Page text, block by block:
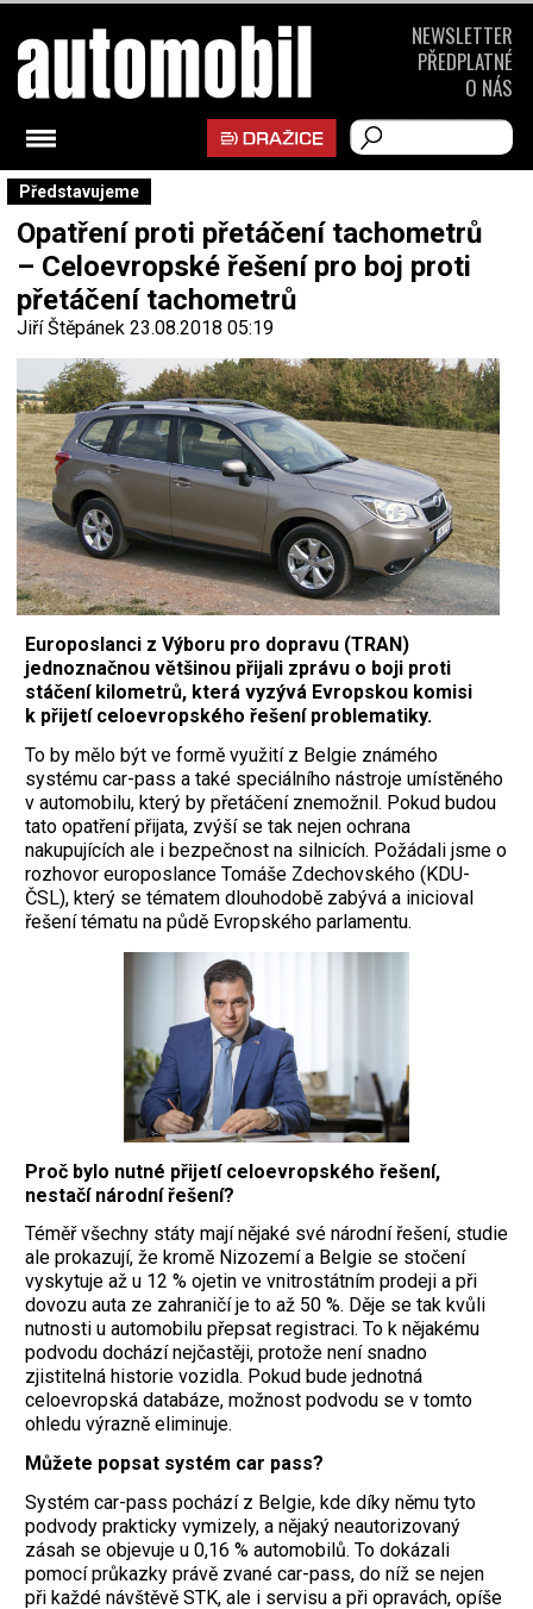
Představujeme
Opatření proti přetáčení tachometrů
– Celoevropské řešení pro boj proti
přetáčení tachometrů
Jiří Štěpánek 23.08.2018 05:19
Europoslanci z Výboru pro dopravu (TRAN)
jednoznačnou většinou přijali zprávu o boji proti
stáčení kilometrů, která vyzývá Evropskou komisi
k přijetí celoevropského řešení problematiky.
To by mělo být ve formě využití z Belgie známého
systému car-pass a také speciálního nástroje umístěného
v automobilu, který by přetáčení znemožnil. Pokud budou
tato opatření přijata, zvýší se tak nejen ochrana
nakupujících ale i bezpečnost na silnicích. Požádali jsme o
rozhovor europoslance Tomáše Zdechovského (KDU-
ČSL), který se tématem dlouhodobě zabývá a inicioval
řešení tématu na půdě Evropského parlamentu.
Proč bylo nutné přijetí celoevropského řešení,
nestačí národní řešení?
Téměř všechny státy mají nějaké své národní řešení, studie
ale prokazují, že kromě Nizozemí a Belgie se stočení
vyskytuje až u 12 % ojetin ve vnitrostátním prodeji a při
dovozu auta ze zahraničí je to až 50 %. Děje se tak kvůli
nutnosti u automobilu přepsat registraci. To k nějakému
podvodu dochází nejčastěji, protože není snadno
zjistitelná historie vozidla. Pokud bude jednotná
celoevropská databáze, možnost podvodu se v tomto
ohledu výrazně eliminuje.
Můžete popsat systém car pass?
Systém car-pass pochází z Belgie, kde díky němu tyto
podvody prakticky vymizely, a nějaký neautorizovaný
zásah se objevuje u 0,16 % automobilů. To dokázali
pomocí průkazky právě zvané car-pass, do níž se nejen
při každé návštěvě STK, ale i servisu a při opravách, opíše
NEWSLETTER
PŘEDPLATNÉ
O NÁS